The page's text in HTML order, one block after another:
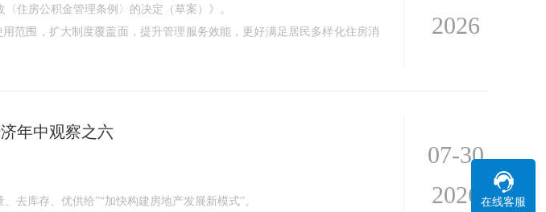
住房公积金管理条例〉的决定（草案）》。
范围，扩大制度覆盖面，提升管理服务效能，更好满足居民多样化住房消
2026
年中观察之六
去库存、优供给”“加快构建房地产发展新模式”。
07-30
2026
在线客服